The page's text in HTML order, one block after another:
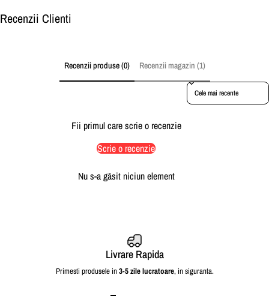
Recenzii Clienti
Recenzii produse (0) Recenzii magazin (1)
Sort reviews by
Fii primul care scrie o recenzie
Scrie o recenzie
Nu s-a găsit niciun element
Livrare Rapida
Primesti produsele in3-5 zile lucratoare, in siguranta.